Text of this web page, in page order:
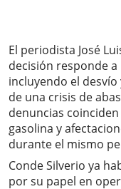
El periodista José
decisión responde
incluyendo el
de una crisis de
denuncias
gasolina y
durante el mismo
Conde Silverio ya
por su papel en